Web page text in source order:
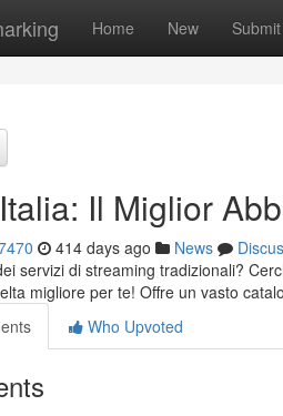
Home New Submit
Il Miglior
414 days ago News
servizi di streaming tradizionali?
migliore per te! Offre un vasto
Who Upvoted